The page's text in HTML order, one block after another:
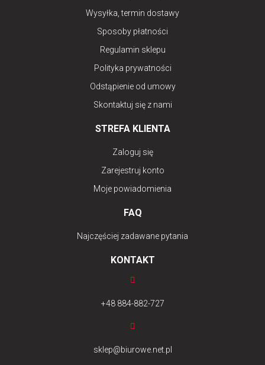
Wysyłka, termin dostawy
Sposoby płatności
Regulamin sklepu
Polityka prywatności
Odstąpienie od umowy
Skontaktuj się z nami
STREFA KLIENTA
Zaloguj się
Zarejestruj konto
Moje powiadomienia
FAQ
Najczęściej zadawane pytania
KONTAKT
+48 884-882-727
sklep@biurowe.net.pl